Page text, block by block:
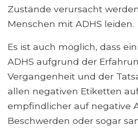
Zustände verursacht
Menschen mit ADHS leiden.
Es ist auch möglich, dass
ADHS aufgrund der
Vergangenheit und der
allen negativen Etiketten
empfindlicher auf negative
Beschwerden oder sogar